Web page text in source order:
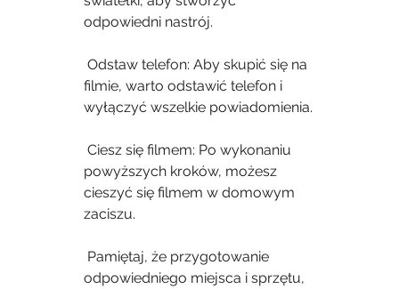
odpowiedni nastrój.
filmie, warto odstawić telefon i
wyłączyć wszelkie powiadomienia.
powyższych kroków, możesz
cieszyć się filmem w domowym
zaciszu.
odpowiedniego miejsca i sprzętu,